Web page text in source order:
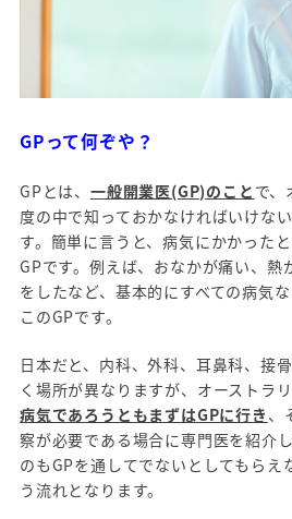
GPって何ぞや？
GPとは、 一般開業医(GP)のこと で、
度の中で知っておかなければいけな
す。簡単に言うと、病気にかかった
GPです。例えば、おなかが痛い、熱
をしたなど、基本的にすべての病気
このGPです。
日本だと、内科、外科、耳鼻科、接
く場所が異なりますが、オーストラ
病気であろうともまずはGPに行き 、
察が必要である場合に専門医を紹介
のもGPを通してでないとしてもらえ
う流れとなります。